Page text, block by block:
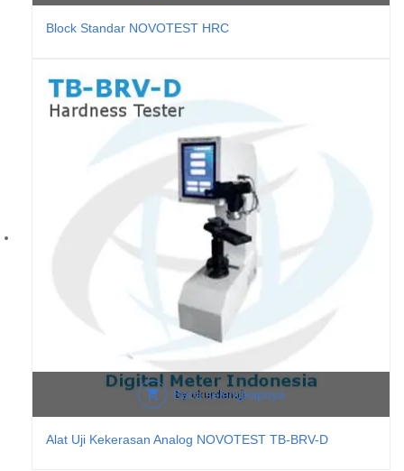
Block Standar NOVOTEST HRC
Baca selengkapnya
Alat Uji Kekerasan Analog NOVOTEST TB-BRV-D